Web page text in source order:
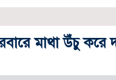
মাথা উঁচু